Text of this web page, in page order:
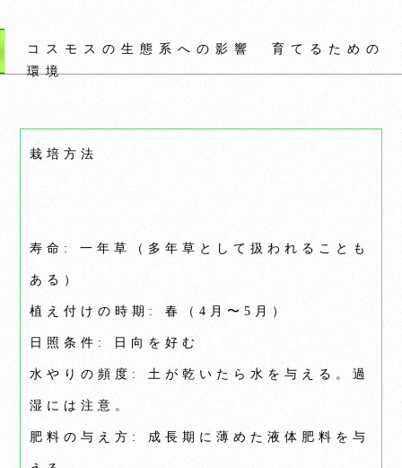
コスモスの生態系への影響 育てるための
環境
栽培方法
寿命: 一年草（多年草として扱われることも
ある）
植え付けの時期: 春（4月〜5月）
日照条件: 日向を好む
水やりの頻度: 土が乾いたら水を与える。過
湿には注意。
肥料の与え方: 成長期に薄めた液体肥料を与